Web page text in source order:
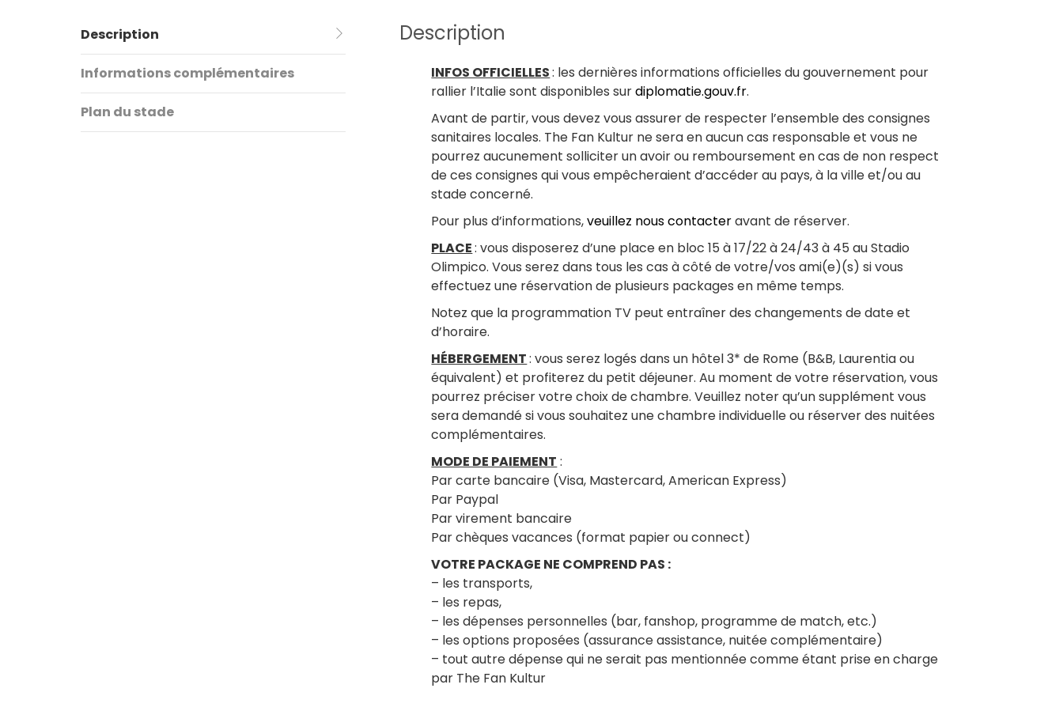
Description
Informations complémentaires
Plan du stade
Description
INFOS OFFICIELLES: les dernières informations officielles du gouvernement pour
rallier l’Italie sont disponibles surdiplomatie.gouv.fr.
Avant de partir, vous devez vous assurer de respecter l’ensemble des consignes
sanitaires locales. The Fan Kultur ne sera en aucun cas responsable et vous ne
pourrez aucunement solliciter un avoir ou remboursement en cas de non respect
de ces consignes qui vous empêcheraient d’accéder au pays, à la ville et/ou au
stade concerné.
Pour plus d’informations,veuillez nous contacteravant de réserver.
PLACE: vous disposerez d’une place en bloc 15 à 17/22 à 24/43 à 45 au Stadio
Olimpico. Vous serez dans tous les cas à côté de votre/vos ami(e)(s) si vous
effectuez une réservation de plusieurs packages en même temps.
Notez que la programmation TV peut entraîner des changements de date et
d’horaire.
HÉBERGEMENT: vous serez logés dans un hôtel 3* de Rome (B&B, Laurentia ou
équivalent) et profiterez du petit déjeuner. Au moment de votre réservation, vous
pourrez préciser votre choix de chambre. Veuillez noter qu’un supplément vous
sera demandé si vous souhaitez une chambre individuelle ou réserver des nuitées
complémentaires.
MODE DE PAIEMENT :
Par carte bancaire (Visa, Mastercard, American Express)
Par Paypal
Par virement bancaire
Par chèques vacances (format papier ou connect)
VOTRE PACKAGE NE COMPREND PAS :
– les transports,
– les repas,
– les dépenses personnelles (bar, fanshop, programme de match, etc.)
– les options proposées (assurance assistance, nuitée complémentaire)
– tout autre dépense qui ne serait pas mentionnée comme étant prise en charge
par The Fan Kultur